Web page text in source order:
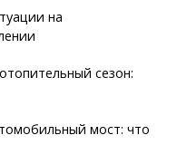
на
сезон:
мост: что